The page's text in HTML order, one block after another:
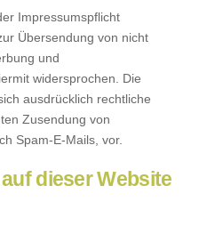
Impressumspflicht
Übersendung von nicht
und
widersprochen. Die
ausdrücklich rechtliche
Zusendung von
Spam-E-Mails, vor.
dieser Website